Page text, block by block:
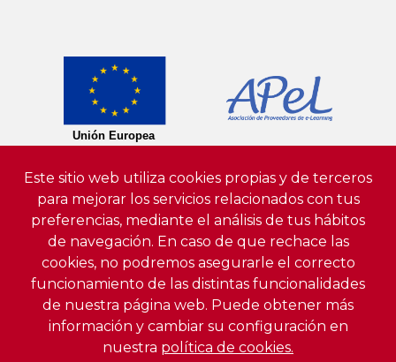
Este sitio web utiliza cookies propias y de terceros
para mejorar los servicios relacionados con tus
preferencias, mediante el análisis de tus hábitos
de navegación. En caso de que rechace las
cookies, no podremos asegurarle el correcto
funcionamiento de las distintas funcionalidades
de nuestra página web. Puede obtener más
información y cambiar su configuración en
nuestra política de cookies.